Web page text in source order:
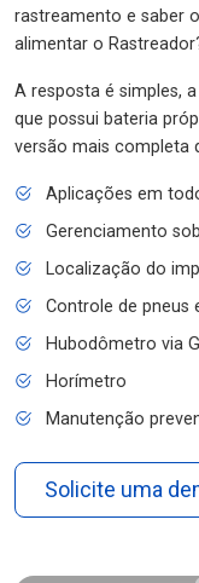
rastreamento e saber
alimentar o
A resposta é simples,
que possui bateria
versão mais completa
Aplicações em
Gerenciamento
Localização do
Controle de pneus
Hubodômetro via
Horímetro
Manutenção
Solicite uma